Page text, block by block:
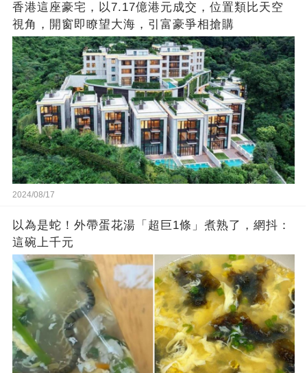
香港這座豪宅，以7.17億港元成交，位置類比天空
視角，開窗即瞭望大海，引富豪爭相搶購
2024/08/17
以為是蛇！外帶蛋花湯「超巨1條」煮熟了，網抖：
這碗上千元